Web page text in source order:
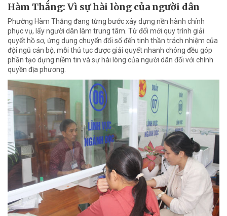
Hàm Thắng: Vì sự hài lòng của người dân
Phường Hàm Thắng đang từng bước xây dựng nền hành chính
phục vụ, lấy người dân làm trung tâm. Từ đổi mới quy trình giải
quyết hồ sơ, ứng dụng chuyển đổi số đến tinh thần trách nhiệm của
đội ngũ cán bộ, mỗi thủ tục được giải quyết nhanh chóng đều góp
phần tạo dựng niềm tin và sự hài lòng của người dân đối với chính
quyền địa phương.